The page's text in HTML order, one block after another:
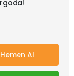
Hemen Al